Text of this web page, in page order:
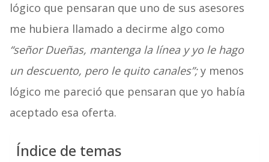
lógico que pensaran que uno de sus asesores
me hubiera llamado a decirme algo como
“señor Dueñas, mantenga la línea y yo le hago
un descuento, pero le quito canales”;y menos
lógico me pareció que pensaran que yo había
aceptado esa oferta.
Índice de temas